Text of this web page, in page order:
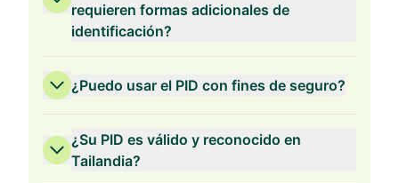
requieren formas adicionales de
identificación?
¿Puedo usar el PID con fines de seguro?
¿Su PID es válido y reconocido en
Tailandia?